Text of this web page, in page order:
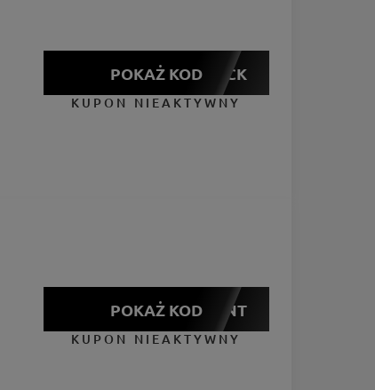
POKAŻ KODBLACK
KUPON NIEAKTYWNY
POKAŻ KODPREZENT
KUPON NIEAKTYWNY